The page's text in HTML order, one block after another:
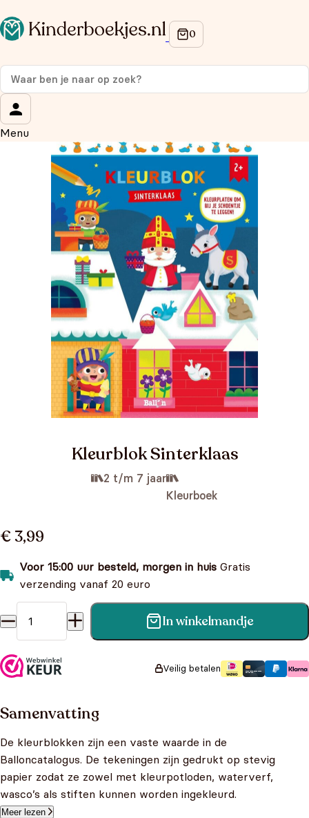
Menu
Kleurblok Sinterklaas
2 t/m 7 jaar
Kleurboek
€ 3,99
Voor 15:00 uur besteld, morgen in huis Gratis
verzending vanaf 20 euro
Kleurblok Sinterklaas aantal In winkelmandje
Veilig betalen
Samenvatting
De kleurblokken zijn een vaste waarde in de
Balloncatalogus. De tekeningen zijn gedrukt op stevig
papier zodat ze zowel met kleurpotloden, waterverf,
wasco’s als stiften kunnen worden ingekleurd.
Meer lezen
Op de hoogte blijven van onze acties?
Meld je aan voor onze nieuwsbrief en ontvang
eerste aankoop!
Wat is je voornaam?
Wat is je e-mailadres?
Aanmelden
We gebruiken je gegevens om contact op te nemen, in
overeenstemming met onsprivacybeleid.